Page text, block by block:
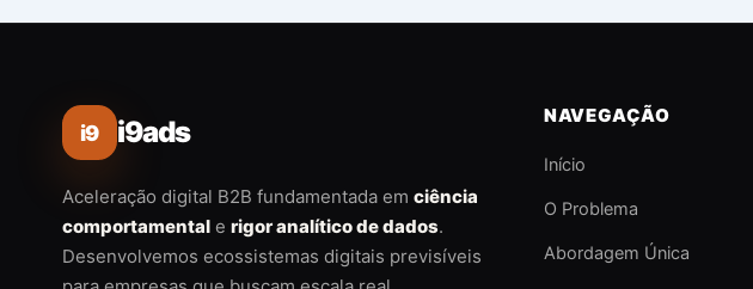
i9 i9ads
Aceleração digital B2B fundamentada em ciência
comportamental e rigor analítico de dados.
Desenvolvemos ecossistemas digitais previsíveis
NAVEGAÇÃO
Início
O Problema
Abordagem Única